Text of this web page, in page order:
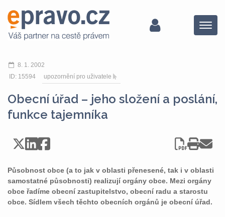
Menu
8. 1. 2002
ID: 15594
upozornění pro uživatele
Obecní úřad – jeho složení a poslání,
funkce tajemníka
Působnost obce (a to jak v oblasti přenesené, tak i v oblasti
samostatné působnosti) realizují orgány obce. Mezi orgány
obce řadíme obecní zastupitelstvo, obecní radu a starostu
obce. Sídlem všech těchto obecních orgánů je obecní úřad.